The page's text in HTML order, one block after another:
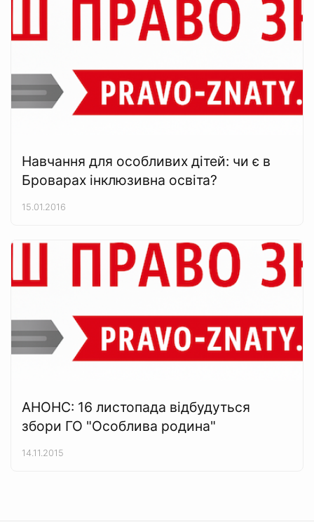
Навчання для особливих дітей: чи є в
Броварах інклюзивна освіта?
15.01.2016
АНОНС: 16 листопада відбудуться
збори ГО "Особлива родина"
14.11.2015